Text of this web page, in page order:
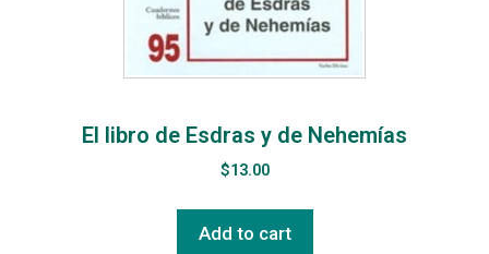
El libro de Esdras y de Nehemías
$13.00
Add to cart